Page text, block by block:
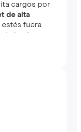
cargos por
de alta
fuera